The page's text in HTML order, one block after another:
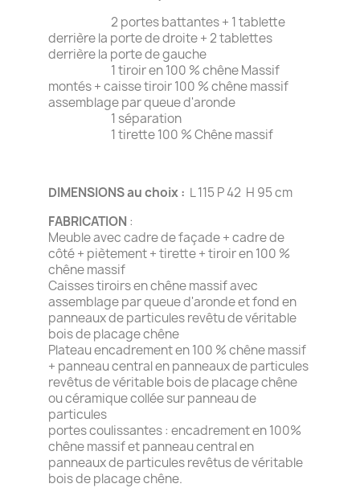
2 portes battantes + 1 tablette
derrière la porte de droite + 2 tablettes
derrière la porte de gauche
1 tiroir en 100 % chêne Massif
montés + caisse tiroir 100 % chêne massif
assemblage par queue d'aronde
1 séparation
1 tirette 100 % Chêne massif
DIMENSIONS au choix : L 115 P 42 H 95 cm
FABRICATION :
Meuble avec cadre de façade + cadre de
côté + piètement + tirette + tiroir en 100 %
chêne massif
Caisses tiroirs en chêne massif avec
assemblage par queue d'aronde et fond en
panneaux de particules revêtu de véritable
bois de placage chêne
Plateau encadrement en 100 % chêne massif
+ panneau central en panneaux de particules
revêtus de véritable bois de placage chêne
ou céramique collée sur panneau de
particules
portes coulissantes : encadrement en 100%
chêne massif et panneau central en
panneaux de particules revêtus de véritable
bois de placage chêne.